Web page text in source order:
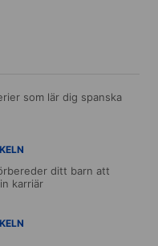
som lär dig spanska
ditt barn att
karriär